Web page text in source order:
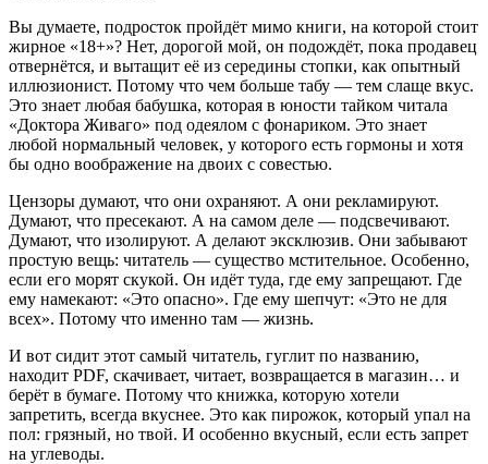
Вы думаете, подросток пройдёт мимо книги, на которой стоит
жирное «18+»? Нет, дорогой мой, он подождёт, пока продавец
отвернётся, и вытащит её из середины стопки, как опытный
иллюзионист. Потому что чем больше табу — тем слаще вкус.
Это знает любая бабушка, которая в юности тайком читала
«Доктора Живаго» под одеялом с фонариком. Это знает
любой нормальный человек, у которого есть гормоны и хотя
бы одно воображение на двоих с совестью.
Цензоры думают, что они охраняют. А они рекламируют.
Думают, что пресекают. А на самом деле — подсвечивают.
Думают, что изолируют. А делают эксклюзив. Они забывают
простую вещь: читатель — существо мстительное. Особенно,
если его морят скукой. Он идёт туда, где ему запрещают. Где
ему намекают: «Это опасно». Где ему шепчут: «Это не для
всех». Потому что именно там — жизнь.
И вот сидит этот самый читатель, гуглит по названию,
находит PDF, скачивает, читает, возвращается в магазин… и
берёт в бумаге. Потому что книжка, которую хотели
запретить, всегда вкуснее. Это как пирожок, который упал на
пол: грязный, но твой. И особенно вкусный, если есть запрет
на углеводы.